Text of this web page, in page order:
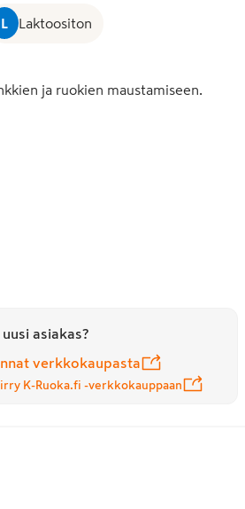
L Laktoositon
ja ruokien maustamiseen.
asiakas?
verkkokaupasta
K-Ruoka.fi -verkkokauppaan